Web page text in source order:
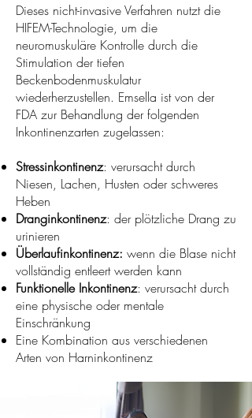
Dieses nicht-invasive Verfahren nutzt die
HIFEM-Technologie, um die
neuromuskuläre Kontrolle durch die
Stimulation der tiefen
Beckenbodenmuskulatur
wiederherzustellen. Emsella ist von der
FDA zur Behandlung der folgenden
Inkontinenzarten zugelassen:
Stressinkontinenz: verursacht durch
Niesen, Lachen, Husten oder schweres
Heben
Dranginkontinenz: der plötzliche Drang zu
urinieren
Überlaufinkontinenz: wenn die Blase nicht
vollständig entleert werden kann
Funktionelle Inkontinenz: verursacht durch
eine physische oder mentale
Einschränkung
Eine Kombination aus verschiedenen
Arten von Harninkontinenz